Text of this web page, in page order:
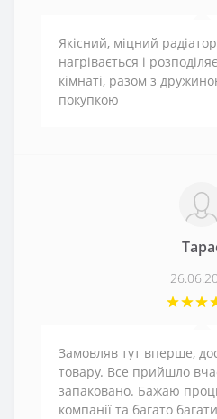
Якісний, міцний
нагрівається і
кімнаті, разом з
покупкою
Замовляв тут вперше,
товару. Все прийшло
запаковано. Бажаю
компанії та багато